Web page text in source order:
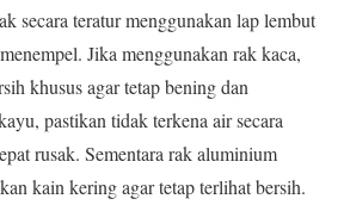
secara teratur menggunakan lap lembut
Jika menggunakan rak kaca,
khusus agar tetap bening dan
pastikan tidak terkena air secara
rusak. Sementara rak aluminium
kain kering agar tetap terlihat bersih.